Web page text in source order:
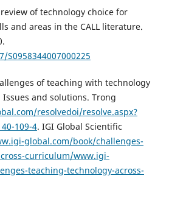
of technology choice for
and areas in the CALL literature.
of teaching with technology
and solutions. Trong
resolvedoi/resolve.aspx?
109-4. IGI Global Scientific
global.com/book/challenges-
curriculum/www.igi-
teaching-technology-across-